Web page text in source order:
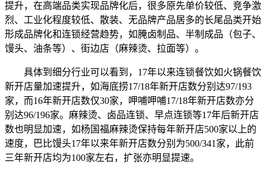
提升，在高端品类实现品牌化后，很多原先单价较低、竞争激
烈、工业化程度较低、散装、无品牌产品居多的长尾品类开始
形成品牌化和连锁经营趋势，如腌卤制品、半制成品（包子、
馒头、油条等）、街边店（麻辣烫、拉面等）。
具体到细分行业可以看到，17年以来连锁餐饮如火锅餐饮
新开店量加速提升，如海底捞17/18年新开店数分别达97/193
家，而16年新开店数仅30家，呷哺呷哺17/18年新开店数亦分
别达96/196家。麻辣烫、卤品连锁、早点连锁等17年后新开店
数也明显加速，如杨国福麻辣烫保持每年新开店500家以上的
速度，巴比馒头17年以来年新开店数分别为500/341家，此前
三年新开店均为100家左右，扩张亦明显提速。